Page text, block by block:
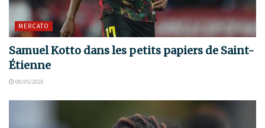
MERCATO
Samuel Kotto dans les petits papiers de Saint-
Étienne
08/05/2026